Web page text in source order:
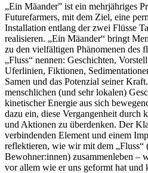
„Ein Mäander” ist ein mehrjähriges
Futurefarmers, mit dem Ziel, eine
Installation entlang der zwei Flüsse
realisieren. „Ein Mäander“ bringt
zu den vielfältigen Phänomenen des
„Fluss“ nennen: Geschichten,
Uferlinien, Fiktionen,
Samen und das Potenzial seiner
menschlichen (und sehr lokalen)
kinetischer Energie aus sich
dazu ein, diese Vergangenheit durch
und Aktionen zu überdenken. Der
verbindenden Element und einem
reflektieren, wie wir mit dem „Fluss“
Bewohner:innen) zusammenleben –
vor allem wie er uns geformt hat